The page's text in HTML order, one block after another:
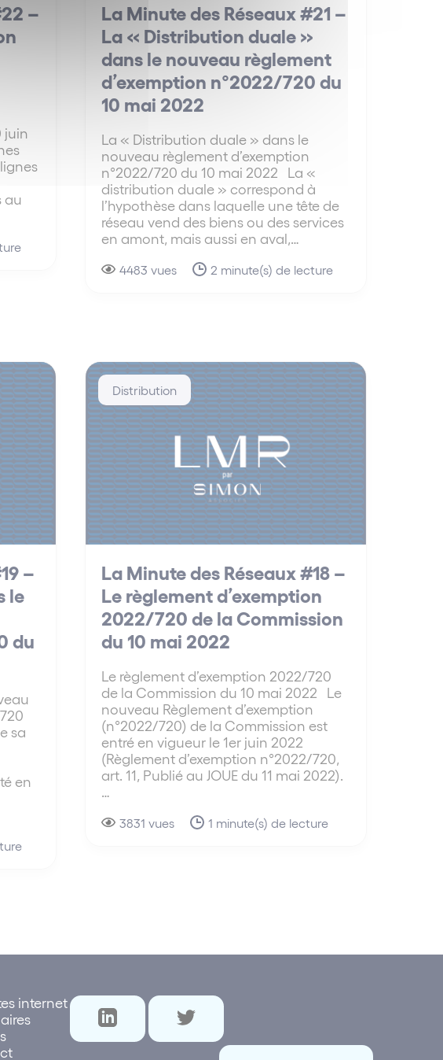
–
juin
au
La Minute des Réseaux #21 –
La « Distribution duale »
dans le nouveau règlement
d’exemption n°2022/720 du
10 mai 2022
La « Distribution duale » dans le
nouveau règlement d’exemption
n°2022/720 du 10 mai 2022 La «
distribution duale » correspond à
l’hypothèse dans laquelle une tête de
réseau vend des biens ou des services
en amont, mais aussi en aval,…
4483 vues 2 minute(s) de lecture
–
le
du
sa
en
Distribution
La Minute des Réseaux #18 –
Le règlement d’exemption
2022/720 de la Commission
du 10 mai 2022
Le règlement d’exemption 2022/720
de la Commission du 10 mai 2022 Le
nouveau Règlement d’exemption
(n°2022/720) de la Commission est
entré en vigueur le 1er juin 2022
(Règlement d’exemption n°2022/720,
art. 11, Publié au JOUE du 11 mai 2022).
…
3831 vues 1 minute(s) de lecture
internet